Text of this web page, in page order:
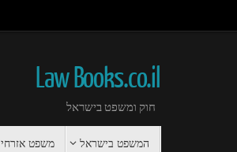
Law Books.co.il
חוק ומשפט בישראל
המשפט בישראל משפט אזרחי